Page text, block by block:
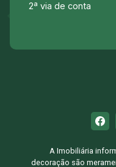
2ª via de conta
A Imobiliária
decoração são